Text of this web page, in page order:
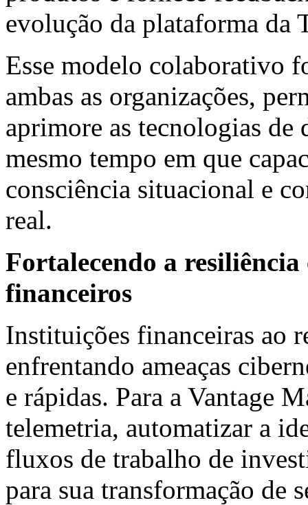
evolução da plataforma da
Esse modelo colaborativo
ambas as organizações,
aprimore as tecnologias de
mesmo tempo em que
consciência situacional e
real.
Fortalecendo a
financeiros
Instituições financeiras ao
enfrentando ameaças
e rápidas. Para a Vantage
telemetria, automatizar a
fluxos de trabalho de
para sua transformação de